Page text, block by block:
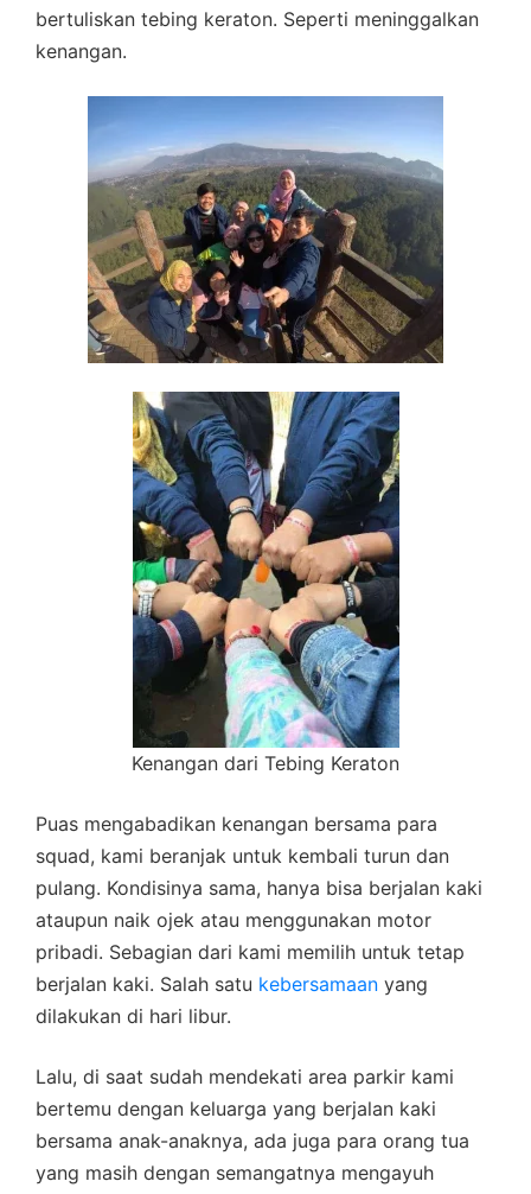
bertuliskan tebing keraton. Seperti meninggalkan
kenangan.
Kenangan dari Tebing Keraton
Puas mengabadikan kenangan bersama para
squad, kami beranjak untuk kembali turun dan
pulang. Kondisinya sama, hanya bisa berjalan kaki
ataupun naik ojek atau menggunakan motor
pribadi. Sebagian dari kami memilih untuk tetap
berjalan kaki. Salah satu kebersamaan yang
dilakukan di hari libur.
Lalu, di saat sudah mendekati area parkir kami
bertemu dengan keluarga yang berjalan kaki
bersama anak-anaknya, ada juga para orang tua
yang masih dengan semangatnya mengayuh